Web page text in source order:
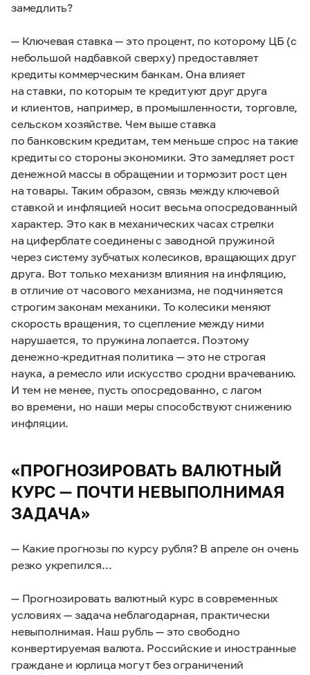
замедлить?
— Ключевая ставка — это процент, по которому ЦБ (с
небольшой надбавкой сверху) предоставляет
кредиты коммерческим банкам. Она влияет
на ставки, по которым те кредитуют друг друга
и клиентов, например, в промышленности, торговле,
сельском хозяйстве. Чем выше ставка
по банковским кредитам, тем меньше спрос на такие
кредиты со стороны экономики. Это замедляет рост
денежной массы в обращении и тормозит рост цен
на товары. Таким образом, связь между ключевой
ставкой и инфляцией носит весьма опосредованный
характер. Это как в механических часах стрелки
на циферблате соединены с заводной пружиной
через систему зубчатых колесиков, вращающих друг
друга. Вот только механизм влияния на инфляцию,
в отличие от часового механизма, не подчиняется
строгим законам механики. То колесики меняют
скорость вращения, то сцепление между ними
нарушается, то пружина лопается. Поэтому
денежно-кредитная политика — это не строгая
наука, а ремесло или искусство сродни врачеванию.
И тем не менее, пусть опосредованно, с лагом
во времени, но наши меры способствуют снижению
инфляции.
«ПРОГНОЗИРОВАТЬ ВАЛЮТНЫЙ
КУРС — ПОЧТИ НЕВЫПОЛНИМАЯ
ЗАДАЧА»
— Какие прогнозы по курсу рубля? В апреле он очень
резко укрепился...
— Прогнозировать валютный курс в современных
условиях — задача неблагодарная, практически
невыполнимая. Наш рубль — это свободно
конвертируемая валюта. Российские и иностранные
граждане и юрлица могут без ограничений